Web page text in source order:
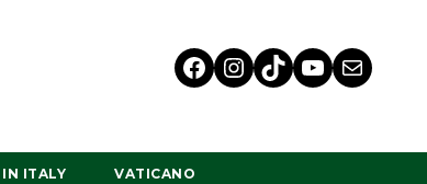
IN ITALY VATICANO